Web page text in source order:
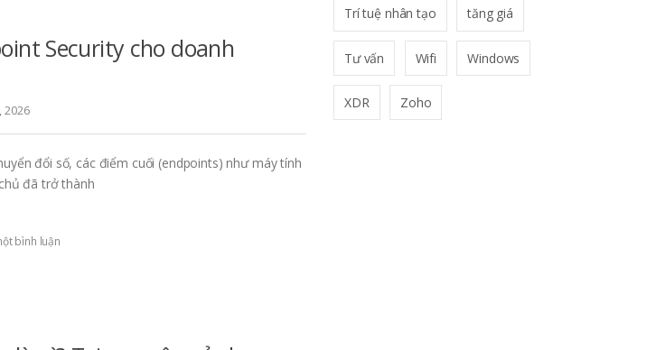
Security cho doanh
2026
đổi số, các điểm cuối (endpoints) như máy tính
đã trở thành
bình luận
Trí tuệ nhân tạo tăng giá
Tư vấn Wifi Windows
XDR Zoho